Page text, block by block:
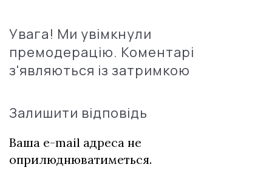
Увага! Ми увімкнули
премодерацію. Коментарі
з'являються із затримкою
Залишити відповідь
Ваша e-mail адреса не
оприлюднюватиметься.